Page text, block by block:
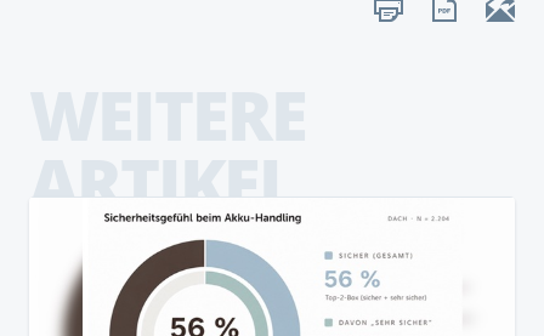
ARTIKEL